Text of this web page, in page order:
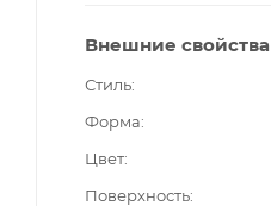
Внешние свойства
Стиль
Форма
Цвет
Поверхность